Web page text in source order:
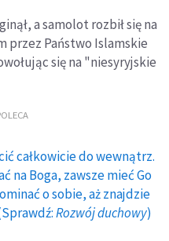
a samolot rozbił się na
Państwo Islamskie
się na "niesyryjskie
całkowicie do wewnątrz.
na Boga, zawsze mieć Go
o sobie, aż znajdzie
Rozwój duchowy)